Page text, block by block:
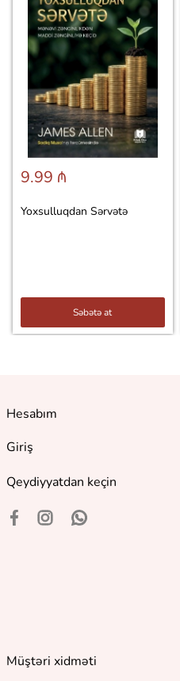
9.99 ₼
Yoxsulluqdan Sərvətə
Səbətə at
Hesabım
Giriş
Qeydiyyatdan keçin
Müştəri xidməti